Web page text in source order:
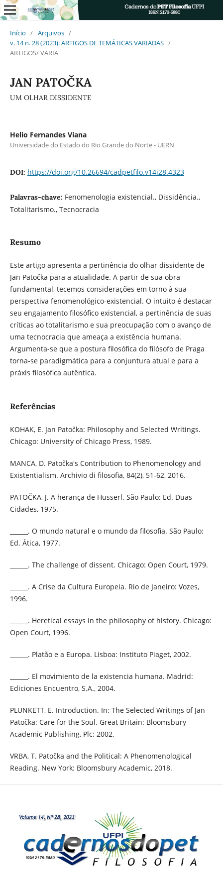
Início / Arquivos /
v. 14 n. 28 (2023): ARTIGOS DE TEMÁTICAS VARIADAS /
ARTIGOS/ VARIA
JAN PATOČKA
UM OLHAR DISSIDENTE
Helio Fernandes Viana
Universidade do Estado do Rio Grande do Norte - UERN
DOI: https://doi.org/10.26694/cadpetfilo.v14i28.4323
Palavras-chave: Fenomenologia existencial., Dissidência.,
Totalitarismo., Tecnocracia
Resumo
Este artigo apresenta a pertinência do olhar dissidente de
Jan Patočka para a atualidade. A partir de sua obra
fundamental, tecemos considerações em torno à sua
perspectiva fenomenológico-existencial. O intuito é destacar
seu engajamento filosófico existencial, a pertinência de suas
críticas ao totalitarismo e sua preocupação com o avanço de
uma tecnocracia que ameaça a existência humana.
Argumenta-se que a postura filosófica do filósofo de Praga
torna-se paradigmática para a conjuntura atual e para a
práxis filosófica autêntica.
Referências
KOHAK, E. Jan Patočka: Philosophy and Selected Writings.
Chicago: University of Chicago Press, 1989.
MANCA, D. Patočka's Contribution to Phenomenology and
Existentialism. Archivio di filosofia, 84(2), 51-62, 2016.
PATOČKA, J. A herança de Husserl. São Paulo: Ed. Duas
Cidades, 1975.
______. O mundo natural e o mundo da filosofia. São Paulo:
Ed. Ática, 1977.
______. The challenge of dissent. Chicago: Open Court, 1979.
______. A Crise da Cultura Europeia. Rio de Janeiro: Vozes,
1996.
______. Heretical essays in the philosophy of history. Chicago:
Open Court, 1996.
______. Platão e a Europa. Lisboa: Instituto Piaget, 2002.
______. El movimiento de la existencia humana. Madrid:
Ediciones Encuentro, S.A., 2004.
PLUNKETT, E. Introduction. In: The Selected Writings of Jan
Patočka: Care for the Soul. Great Britain: Bloomsbury
Academic Publishing, Plc: 2002.
VRBA, T. Patočka and the Political: A Phenomenological
Reading. New York: Bloomsbury Academic, 2018.